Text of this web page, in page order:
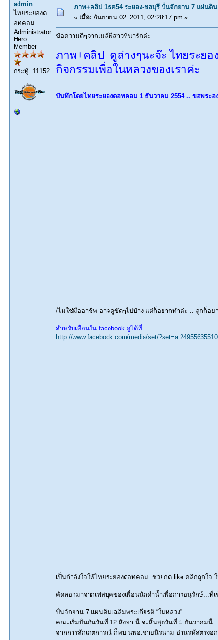
admin
ไทยระยองด
อทคอม
Administrator
Hero
Member
กระทู้: 11152
ภาพ+คลิป 1ธค54 ระยอง-ชลบุรี ปั่นจักยาน 7 แผ่นดิน
« เมื่อ: กันยายน 02, 2011, 02:29:17 pm »
ข้อความดีๆจากเมล์พี่สาวที่น่ารักค่ะ
ภาพ+คลิป ดูล่างๆนะจ๊ะ ไทยระยอ
กิจกรรมเพื่อในหลวงของเราค่ะ
บันทึกโดยไทยระยองดอทคอม 1 ธันวาคม 2554 .. ขอพระอ
/ไม่ใช่มืออาชีพ อาจดูขัดๆไปบ้าง แต่ก็อยากทำค่ะ .. ลูกก็อ
สำหรับเพื่อนใน facebook ดูได้ที่
http://www.facebook.com/media/set/
========
เป็นกำลังใจให้ไทยระยองดอทคอม ช่วยกด like คลิกถูกใ
คัดลอกมาจากเฟสบุคของเพื่อนนักดำน้ำเพื่อการอนุรักษ์...ที่
ปั่นจักยาน 7 แผ่นดินเฉลิมพระเกียรติ “ในหลวง”
คณะเริ่มปั่นกันวันที่ 12 สิงหา นี้ จะสิ้นสุดวันที่ 5 ธันวาคมนี้
จากการสักเกตการณ์ ก็พบ นพอ.ชายนิรนาม อ่านรหัสตรงอ